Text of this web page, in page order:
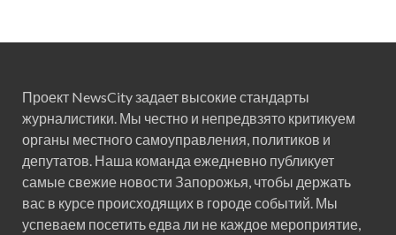
Проект NewsCity задает высокие стандарты
журналистики. Мы честно и непредвзято критикуем
органы местного самоуправления, политиков и
депутатов. Наша команда ежедневно публикует
самые свежие новости Запорожья, чтобы держать
вас в курсе происходящих в городе событий. Мы
успеваем посетить едва ли не каждое мероприятие,